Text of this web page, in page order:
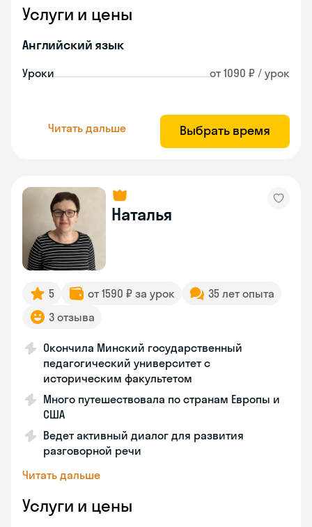
Услуги и цены
Английский язык
Уроки от 1090 ₽ / урок
Читать дальше Выбрать время
Наталья
5 от 1590 ₽ за урок
35 лет опыта
3 отзыва
Окончила Минский государственный
педагогический университет с
историческим факультетом
Много путешествовала по странам Европы и
США
Ведет активный диалог для развития
разговорной речи
Читать дальше
Услуги и цены